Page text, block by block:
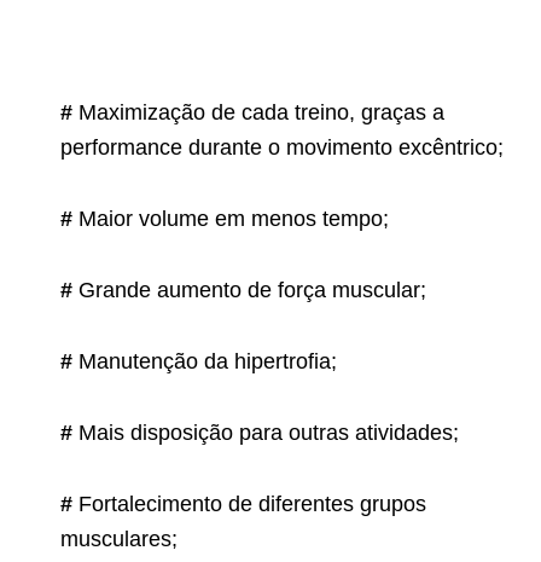
# Maximização de cada treino, graças a
performance durante o movimento excêntrico;
# Maior volume em menos tempo;
# Grande aumento de força muscular;
# Manutenção da hipertrofia;
# Mais disposição para outras atividades;
# Fortalecimento de diferentes grupos
musculares;